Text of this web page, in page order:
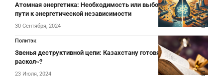
Атомная энергетика: Необходимость или выбор? Казахстан на
пути к энергетической независимости
30 Сентября, 2024
Политэк
Звенья деструктивной цепи: Казахстану готовят «великий
раскол»?
23 Июля, 2024